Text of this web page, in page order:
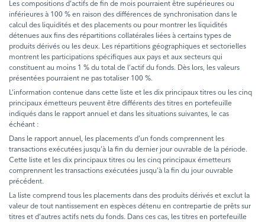
Les compositions d’actifs de fin de mois pourraient être supérieures ou
inférieures à 100 % en raison des différences de synchronisation dans le
calcul des liquidités et des placements ou pour montrer les liquidités
détenues aux fins des répartitions collatérales liées à certains types de
produits dérivés ou les deux. Les répartitions géographiques et sectorielles
montrent les participations spécifiques aux pays et aux secteurs qui
constituent au moins 1 % du total de l’actif du fonds. Dès lors, les valeurs
présentées pourraient ne pas totaliser 100 %.
L’information contenue dans cette liste et les dix principaux titres ou les cinq
principaux émetteurs peuvent être différents des titres en portefeuille
indiqués dans le rapport annuel et dans les situations suivantes, le cas
échéant :
Dans le rapport annuel, les placements d’un fonds comprennent les
transactions exécutées jusqu’à la fin du dernier jour ouvrable de la période.
Cette liste et les dix principaux titres ou les cinq principaux émetteurs
comprennent les transactions exécutées jusqu’à la fin du jour ouvrable
précédent.
La liste comprend tous les placements dans des produits dérivés et exclut la
valeur de tout nantissement en espèces détenu en contrepartie de prêts sur
titres et d’autres actifs nets du fonds. Dans ces cas, les titres en portefeuille